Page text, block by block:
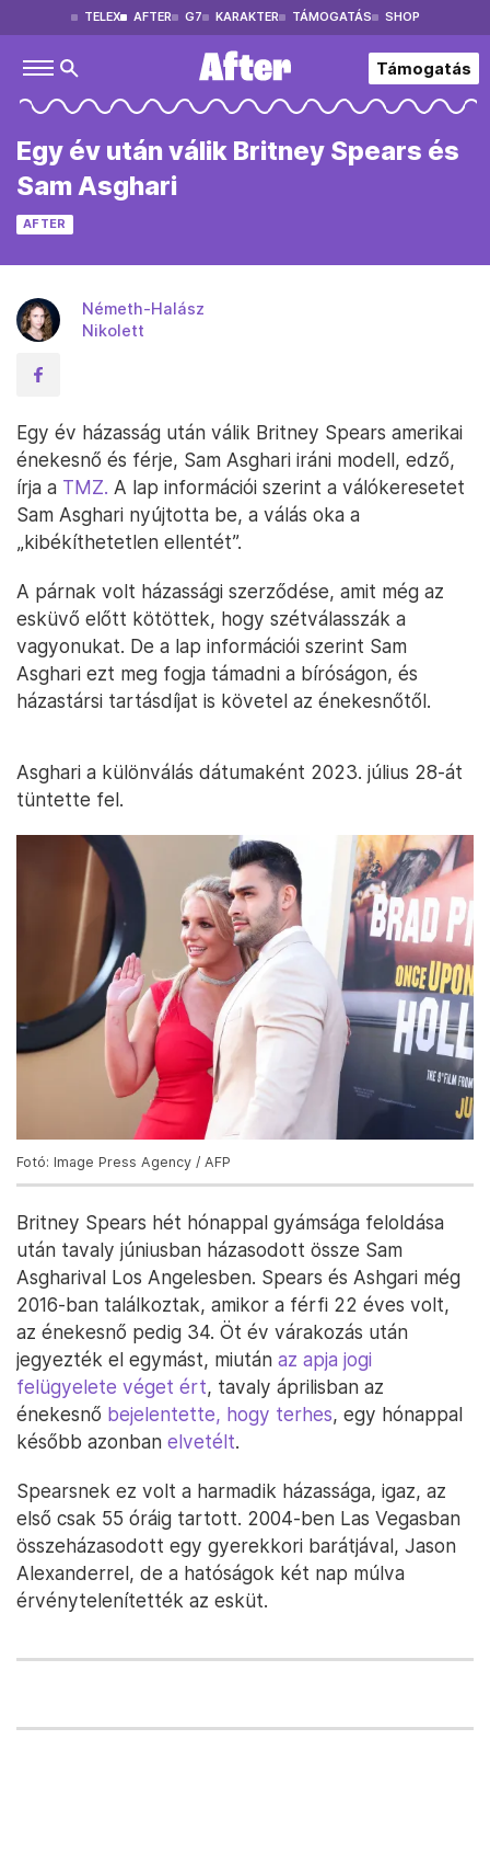
TELEX AFTER G7 KARAKTER TÁMOGATÁS SHOP
Támogatás
Egy év után válik Britney Spears és
Sam Asghari
AFTER
Németh-Halász
Nikolett
Egy év házasság után válik Britney Spears amerikai
énekesnő és férje, Sam Asghari iráni modell, edző,
írja a TMZ. A lap információi szerint a válókeresetet
Sam Asghari nyújtotta be, a válás oka a
„kibékíthetetlen ellentét”.
A párnak volt házassági szerződése, amit még az
esküvő előtt kötöttek, hogy szétválasszák a
vagyonukat. De a lap információi szerint Sam
Asghari ezt meg fogja támadni a bíróságon, és
házastársi tartásdíjat is követel az énekesnőtől.
Asghari a különválás dátumaként 2023. július 28-át
tüntette fel.
Fotó: Image Press Agency / AFP
Britney Spears hét hónappal gyámsága feloldása
után tavaly júniusban házasodott össze Sam
Asgharival Los Angelesben. Spears és Ashgari még
2016-ban találkoztak, amikor a férfi 22 éves volt,
az énekesnő pedig 34. Öt év várakozás után
jegyezték el egymást, miután az apja jogi
felügyelete véget ért, tavaly áprilisban az
énekesnő bejelentette, hogy terhes, egy hónappal
később azonban elvetélt.
Spearsnek ez volt a harmadik házassága, igaz, az
első csak 55 óráig tartott. 2004-ben Las Vegasban
összeházasodott egy gyerekkori barátjával, Jason
Alexanderrel, de a hatóságok két nap múlva
érvénytelenítették az esküt.